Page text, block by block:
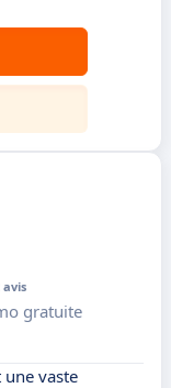
avis
gratuite
vaste